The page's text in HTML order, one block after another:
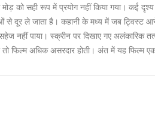
को सही रूप में प्रयोग नहीं किया गया। कई
से दूर ले जाता है। कहानी के मध्य में जब ट्विस्ट
नहीं पाया। स्क्रीन पर दिखाए गए अलंकारिक
फिल्म अधिक असरदार होती। अंत में यह फिल्म